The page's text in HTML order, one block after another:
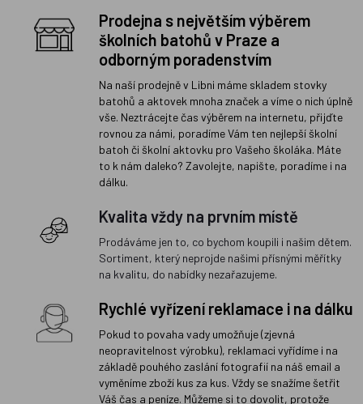
Prodejna s největším výběrem
školních batohů v Praze a
odborným poradenstvím
Na naší prodejně v Libni máme skladem stovky
batohů a aktovek mnoha značek a víme o nich úplně
vše. Neztrácejte čas výběrem na internetu, přijďte
rovnou za námi, poradíme Vám ten nejlepší školní
batoh či školní aktovku pro Vašeho školáka. Máte
to k nám daleko? Zavolejte, napište, poradíme i na
dálku.
Kvalita vždy na prvním místě
Prodáváme jen to, co bychom koupili i našim dětem.
Sortiment, který neprojde našimi přísnými měřítky
na kvalitu, do nabídky nezařazujeme.
Rychlé vyřízení reklamace i na dálku
Pokud to povaha vady umožňuje (zjevná
neopravitelnost výrobku), reklamaci vyřídíme i na
základě pouhého zaslání fotografií na náš email a
vyměníme zboží kus za kus. Vždy se snažíme šetřit
Váš čas a peníze. Můžeme si to dovolit, protože